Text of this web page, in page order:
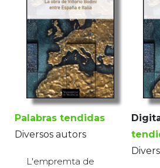
Palabras tendidas
Diversos autors
L'empremta de